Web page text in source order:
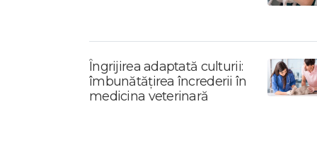
Îngrijirea adaptată culturii:
îmbunătățirea încrederii în
medicina veterinară